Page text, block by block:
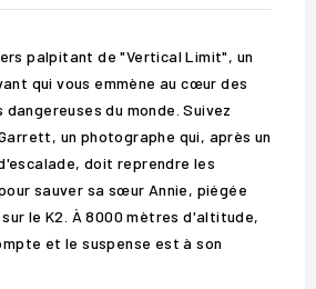
palpitant de "Vertical Limit", un
qui vous emmène au cœur des
du monde. Suivez
un photographe qui, après un
doit reprendre les
sauver sa sœur Annie, piégée
le K2. À 8000 mètres d'altitude,
et le suspense est à son